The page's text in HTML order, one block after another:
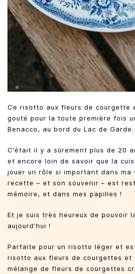
Ce risotto aux fleurs de courgette
gouté pour la toute première fois
Benacco, au bord du Lac de Garde.
C’était il y a sûrement plus de 20
et encore loin de savoir que la
jouer un rôle si important dans ma
recette – et son souvenir – est
mémoire, et dans mes papilles !
Et je suis très heureux de pouvoir
aujourd’hui !
Parfaite pour un risotto léger et
risotto aux fleurs de courgettes et
mélange de fleurs de courgettes